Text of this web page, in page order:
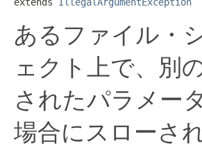
あるファイル・
ェクト上で、別
されたパラメー
場合にスローさ